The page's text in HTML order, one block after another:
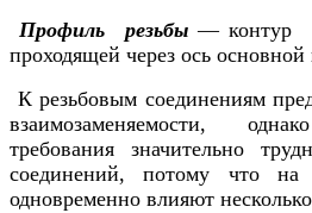
Профиль резьбы— контур
проходящей через ось основной
К резьбовым соединениям
взаимозаменяемости,
требования значительно
соединений, потому что на
одновременно влияют